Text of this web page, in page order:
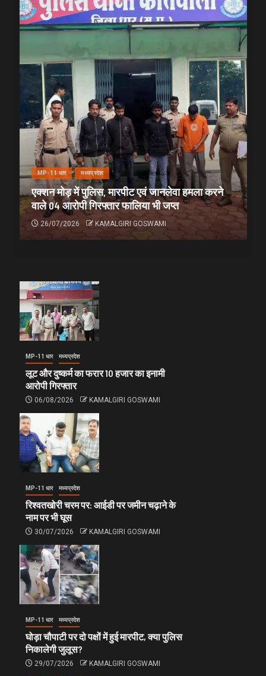
MP-11 धार मध्यप्रदेश
एक्शन मोड़ में पुलिस, मारपीट एवं जानलेवा हमला करने
वाले 04 आरोपी गिरफ्तार फालिया भी जप्त
26/07/2026 KAMALGIRI GOSWAMI
MP-11 धार मध्यप्रदेश
लूट और दुष्कर्म का फरार 10 हजार का इनामी
आरोपी गिरफ्तार
06/08/2026 KAMALGIRI GOSWAMI
MP-11 धार मध्यप्रदेश
रिश्वतखोरी चरम पर: आईडी पर जमीन चढ़ाने के
नाम पर भी घूस
30/07/2026 KAMALGIRI GOSWAMI
MP-11 धार मध्यप्रदेश
घोड़ा चौपाटी पर दो पक्षों में हुई मारपीट, क्या पुलिस
निकालेगी जुलूस?
29/07/2026 KAMALGIRI GOSWAMI